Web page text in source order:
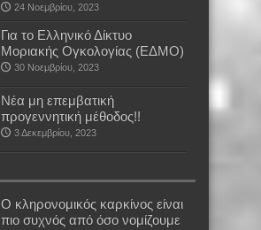
24 Νοεμβρίου, 2023
Για το Ελληνικό Δίκτυο
Μοριακής Ογκολογίας (ΕΔΜΟ)
30 Νοεμβρίου, 2023
Νέα μη επεμβατική
προγεννητική μέθοδος!!
3 Δεκεμβρίου, 2023
Ο κληρονομικός καρκίνος είναι
πιο συχνός από όσο νομίζουμε